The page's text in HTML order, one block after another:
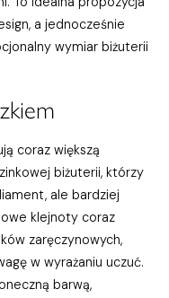
a jednocześnie
wymiar biżuterii
coraz większą
biżuterii, którzy
ale bardziej
klejnoty coraz
zaręczynowych,
w wyrażaniu uczuć.
barwą,